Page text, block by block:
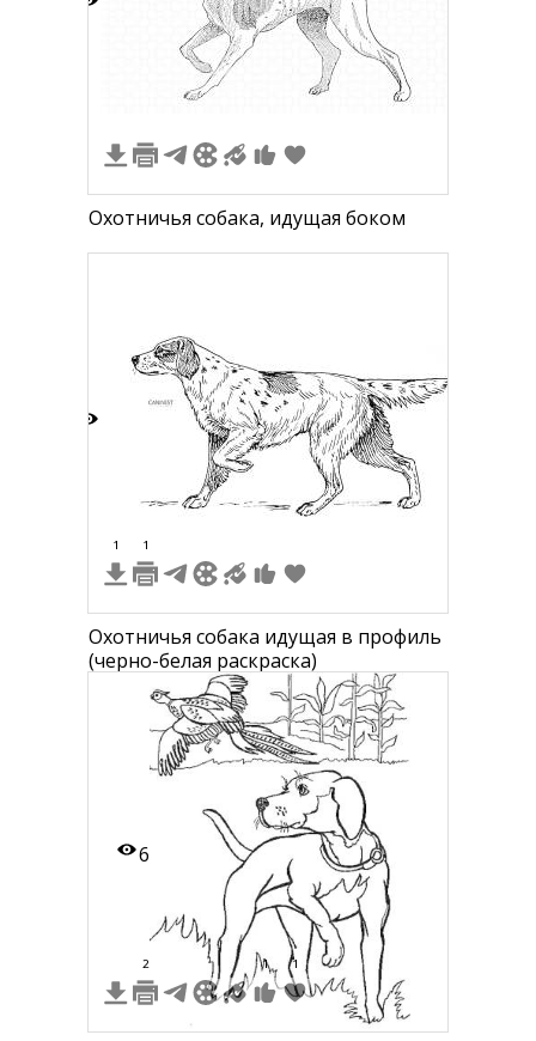
Охотничья собака, идущая боком
1 1
Охотничья собака идущая в профиль
(черно-белая раскраска)
6
2 1 1